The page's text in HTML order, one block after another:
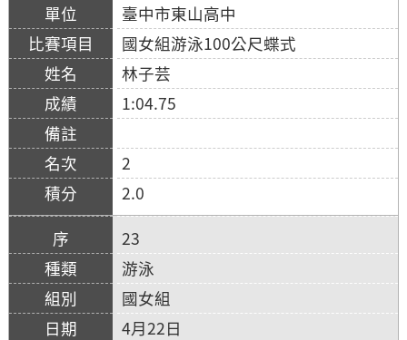
臺中市東山高中
國女組游泳100公尺蝶式
林子芸
1:04.75
2
2.0
23
游泳
國女組
4月22日